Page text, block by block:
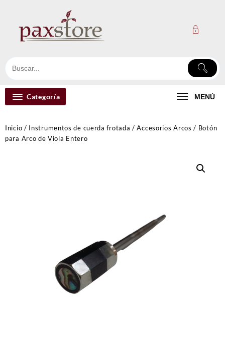
contenido
Categoría MENÚ
Inicio / Instrumentos de cuerda frotada /Accesorios Arcos / Botón
para Arco de Viola Entero